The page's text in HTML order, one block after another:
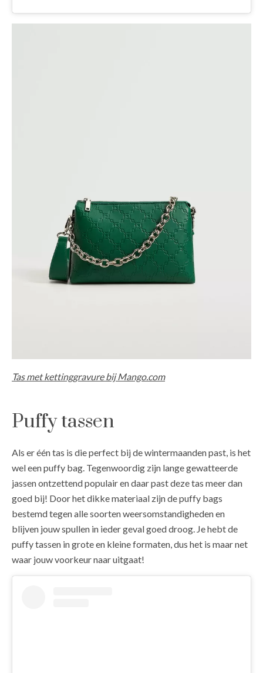
Tas met kettinggravure bij Mango.com
Puffy tassen
Als er één tas is die perfect bij de wintermaanden past, is het
wel een puffy bag. Tegenwoordig zijn lange gewatteerde
jassen ontzettend populair en daar past deze tas meer dan
goed bij! Door het dikke materiaal zijn de puffy bags
bestemd tegen alle soorten weersomstandigheden en
blijven jouw spullen in ieder geval goed droog. Je hebt de
puffy tassen in grote en kleine formaten, dus het is maar net
waar jouw voorkeur naar uitgaat!